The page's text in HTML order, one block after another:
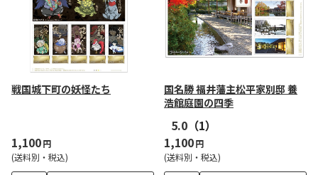
戦国城下町の妖怪たち
1,100円
(送料別・税込)
国名勝 福井藩主松平家別邸 養
浩館庭園の四季
5.0 （1）
1,100円
(送料別・税込)